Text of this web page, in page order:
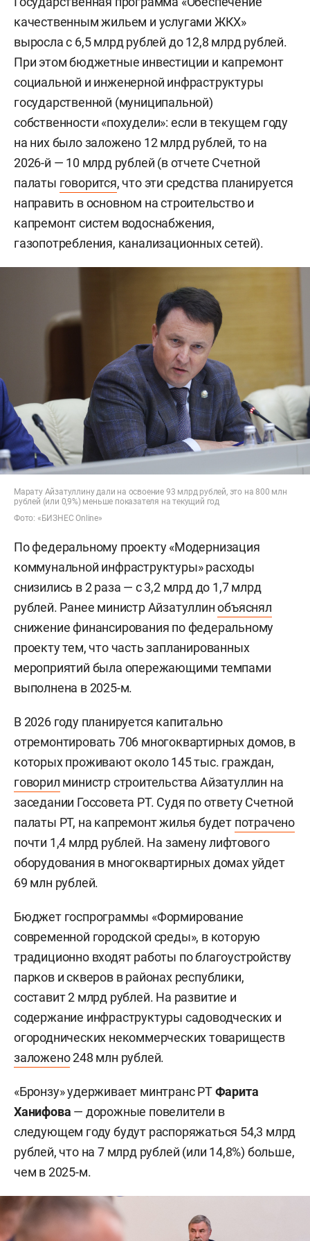
качественным жильем и услугами ЖКХ»
выросла с 6,5 млрд рублей до 12,8 млрд рублей.
При этом бюджетные инвестиции и капремонт
социальной и инженерной инфраструктуры
государственной (муниципальной)
собственности «похудели»: если в текущем году
на них было заложено 12 млрд рублей, то на
2026-й — 10 млрд рублей (в отчете Счетной
палаты говорится, что эти средства планируется
направить в основном на строительство и
капремонт систем водоснабжения,
газопотребления, канализационных сетей).
Марату Айзатуллину дали на освоение 93 млрд рублей, это на 800 млн
рублей (или 0,9%) меньше показателя на текущий год
Фото: «БИЗНЕС Online»
По федеральному проекту «Модернизация
коммунальной инфраструктуры» расходы
снизились в 2 раза — с 3,2 млрд до 1,7 млрд
рублей. Ранее министр Айзатуллинобъяснял
снижение финансирования по федеральному
проекту тем, что часть запланированных
мероприятий была опережающими темпами
выполнена в 2025-м.
В 2026 году планируется капитально
отремонтировать 706 многоквартирных домов, в
которых проживают около 145 тыс. граждан,
говорил министр строительства Айзатуллин на
заседании Госсовета РТ. Судя по ответу Счетной
палаты РТ, на капремонт жилья будет потрачено
почти 1,4 млрд рублей. На замену лифтового
оборудования в многоквартирных домах уйдет
69 млн рублей.
Бюджет госпрограммы «Формирование
современной городской среды», в которую
традиционно входят работы по благоустройству
парков и скверов в районах республики,
составит 2 млрд рублей. На развитие и
содержание инфраструктуры садоводческих и
огороднических некоммерческих товариществ
заложено248 млн рублей.
«Бронзу» удерживает минтранс РТФарита
Ханифова — дорожные повелители в
следующем году будут распоряжаться 54,3 млрд
рублей, что на 7 млрд рублей (или 14,8%) больше,
чем в 2025-м.